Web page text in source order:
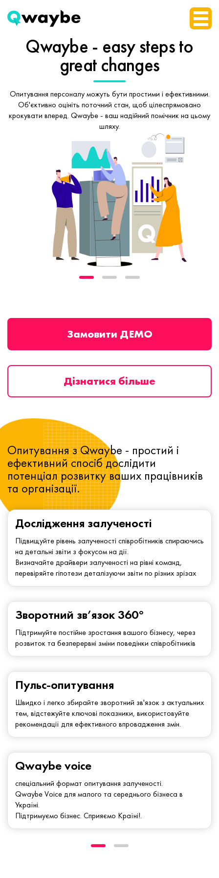
Qwaybe - easy stepsto
great changes
Опитування персоналу можуть бути простими і ефективними.
Об'єктивно оцініть поточний стан, щоб цілеспрямовано
крокувати вперед. Qwaybe - ваш надійний помічник на цьому
шляху.
Замовити ДЕМО
Дізнатися більше
Дослідження залученості
Підвищуйте рівень залученості співробітників спираючись
на детальні звіти з фокусом на дії.
Визначайте драйвери залученості на рівні команд,
перевіряйте гіпотези деталізуючи звіти по різних зрізах
Зворотний зв’язок 360°
Підтримуйте постійне зростання вашого бізнесу, через
розвиток та безперервні зміни поведінки співробітників
Опитування з Qwaybe - простий і
ефективний спосіб дослідити
потенціал розвитку ваших працівників
та організації.
Qwaybe voice
спеціальний формат опитування залученості.
Qwaybe Voice для малого та середнього бізнеса в
Україні.
Підтримуємо бізнес. Сприяємо Країні!.
Пульс-опитування
Швидко і легко збирайте зворотний зв'язок з актуальних
тем, відстежуйте ключові показники, використовуйте
рекомендації для ефективного впровадження змін.